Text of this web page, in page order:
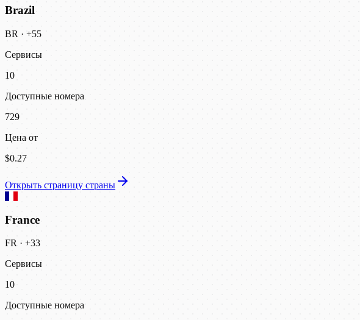
Brazil
BR · +55
Сервисы
10
Доступные номера
729
Цена от
$0.27
Открыть страницу страны
France
FR · +33
Сервисы
10
Доступные номера